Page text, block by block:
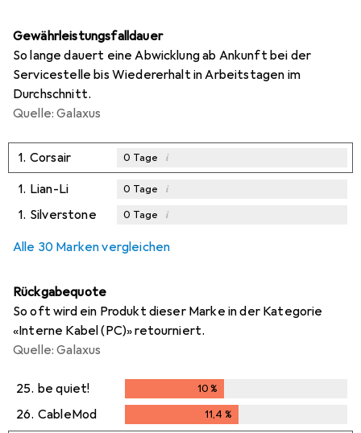
Gewährleistungsfalldauer
So lange dauert eine Abwicklung ab Ankunft bei der
Servicestelle bis Wiedererhalt in Arbeitstagen im
Durchschnitt.
Quelle: Galaxus
1. Corsair 0 Tage i
1. Lian-Li 0 Tage i
1. Silverstone 0 Tage i
Alle 30 Marken vergleichen
Rückgabequote
So oft wird ein Produkt dieser Marke in der Kategorie
«Interne Kabel (PC)» retourniert.
Quelle: Galaxus
25. be quiet! 10%
26. CableMod 11,4 %